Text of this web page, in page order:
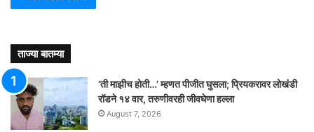
ताज्या बातम्या
‘ती माझीच होती…’ म्हणत पीजीत घुसला; प्रियकरावर लोखंडी
रॉडने १४ वार, तरुणीवरही जीवघेणा हल्ला
August 7, 2026